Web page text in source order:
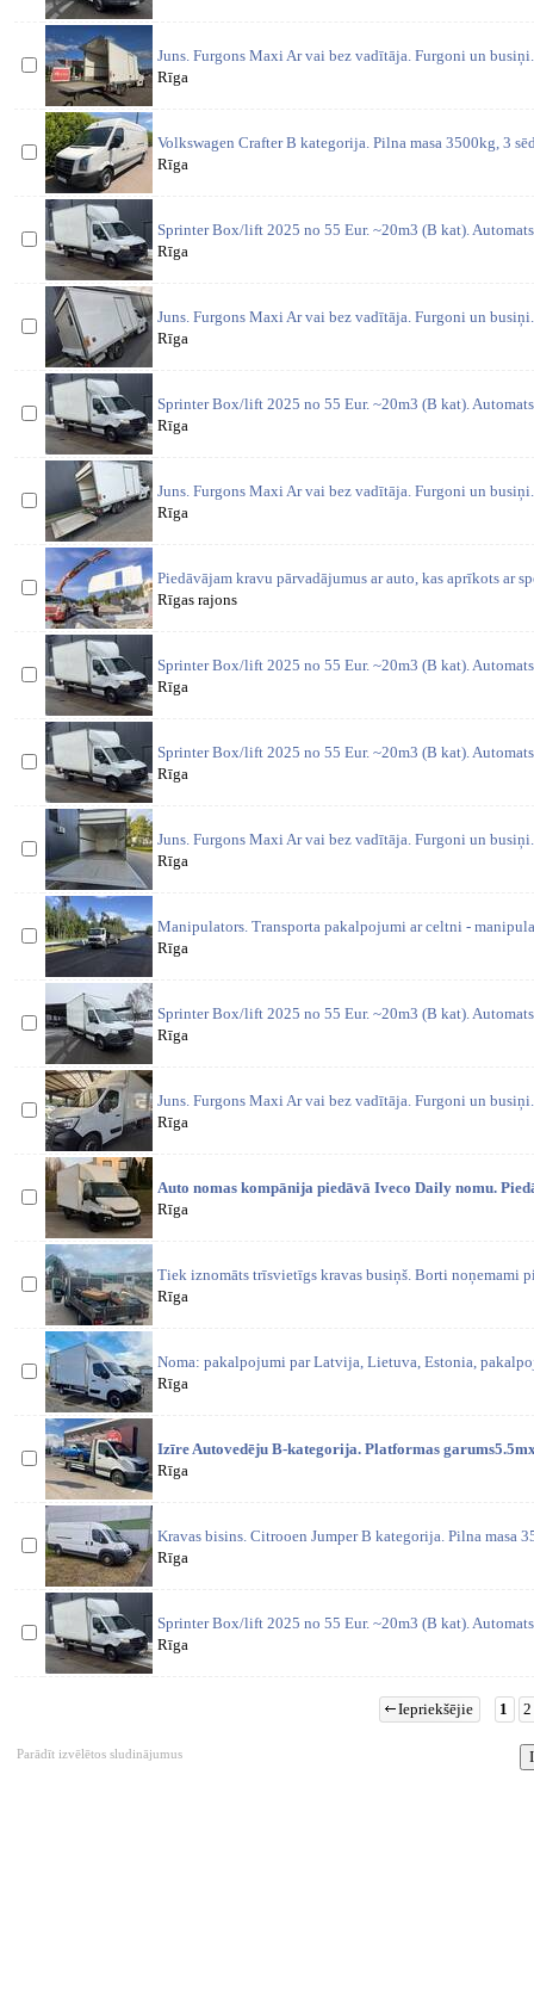
Juns. Furgons Maxi Ar vai bez vadītāja. Furgoni un
Rīga
Volkswagen Crafter B kategorija. Pilna masa 3500kg, 3
Rīga
Sprinter Box/lift 2025 no 55 Eur. ~20m3 (B kat).
Rīga
Juns. Furgons Maxi Ar vai bez vadītāja. Furgoni un
Rīga
Sprinter Box/lift 2025 no 55 Eur. ~20m3 (B kat).
Rīga
Juns. Furgons Maxi Ar vai bez vadītāja. Furgoni un
Rīga
Piedāvājam kravu pārvadājumus ar auto, kas aprīkots ar
Rīgas rajons
Sprinter Box/lift 2025 no 55 Eur. ~20m3 (B kat).
Rīga
Sprinter Box/lift 2025 no 55 Eur. ~20m3 (B kat).
Rīga
Juns. Furgons Maxi Ar vai bez vadītāja. Furgoni un
Rīga
Manipulators. Transporta pakalpojumi ar celtni -
Rīga
Sprinter Box/lift 2025 no 55 Eur. ~20m3 (B kat).
Rīga
Juns. Furgons Maxi Ar vai bez vadītāja. Furgoni un
Rīga
Auto nomas kompānija piedāvā Iveco Daily nomu.
Rīga
Tiek iznomāts trīsvietīgs kravas busiņš. Borti noņemami
Rīga
Noma: pakalpojumi par Latvija, Lietuva, Estonia,
Rīga
Izīre Autovedēju B-kategorija. Platformas
Rīga
Kravas bisins. Citrooen Jumper B kategorija. Pilna masa
Rīga
Sprinter Box/lift 2025 no 55 Eur. ~20m3 (B kat).
Rīga
Iepriekšējie 1 2
Parādīt izvēlētos sludinājumus